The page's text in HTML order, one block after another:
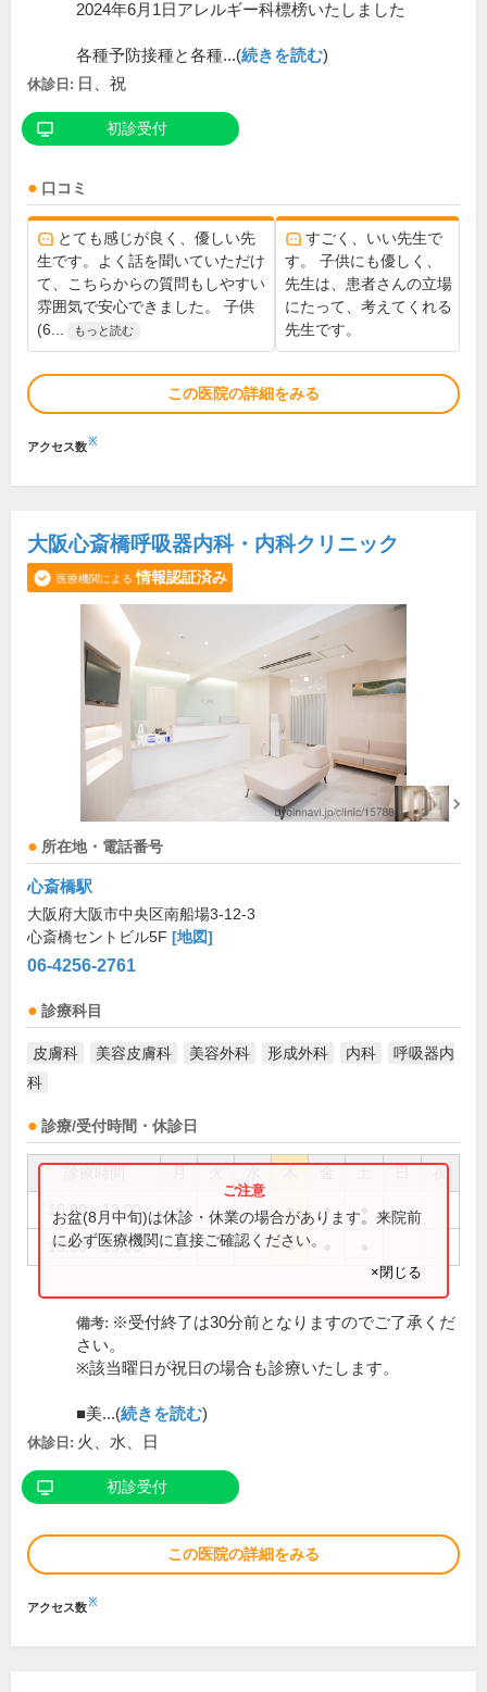
2024年6月1日アレルギー科標榜いたしました
各種予防接種と各種...(続きを読む)
休診日: 日、祝
初診受付
口コミ
とても感じが良く、優しい先
生です。よく話を聞いていただけ
て、こちらからの質問もしやすい
雰囲気で安心できました。 子供
(6...
もっと読む
すごく、いい先生で
す。 子供にも優しく、
先生は、患者さんの立場
にたって、考えてくれる
先生です。
この医院の詳細をみる
アクセス数※
大阪心斎橋呼吸器内科・内科クリニック
医療機関による 情報認証済み
所在地・電話番号
心斎橋駅
大阪府大阪市中央区南船場3-12-3
心斎橋セントビル5F [地図]
06-4256-2761
診療科目
皮膚科 美容皮膚科 美容外科 形成外科 内科
呼吸器内
科
診療/受付時間・休診日
祝
10:00～13:00 ● ● ●
15:30～19:00 ● ●
お盆(8月中旬)は休診・休業の場合があります。来院前
に必ず医療機関に直接ご確認ください。
×閉じる
備考: ※受付終了は30分前となりますのでご了承くだ
さい。
※該当曜日が祝日の場合も診療いたします。
■美...(続きを読む)
休診日: 火、水、日
初診受付
この医院の詳細をみる
アクセス数※